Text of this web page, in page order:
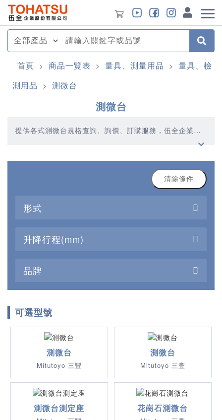
首頁 > 商品一覽表 > 量具、測量用品 > 量具、檢
測用品
> 測微台
測微台
提供各式測微台規格查詢、詢價、訂購服務，伍全企業深
清除條件
形式
升降行程(mm)
品牌
可選型號
測微台
Mitutoyo 三豐
測微台
Mitutoyo 三豐
測微台測定座 花崗石測微台